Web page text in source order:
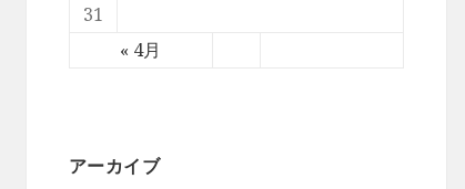
« 4月
31
アーカイブ